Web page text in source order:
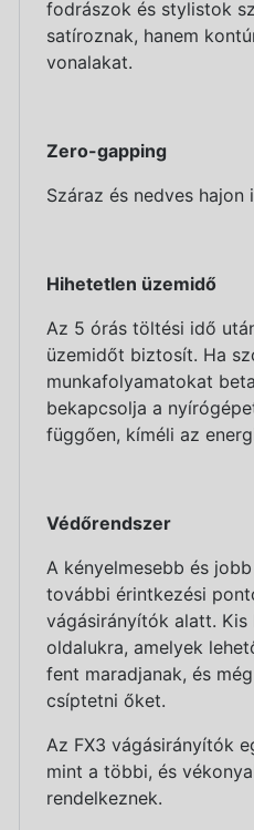
fodrászok és stylistok
satíroznak, hanem
vonalakat.
Zero-gapping
Száraz és nedves hajon
Hihetetlen üzemidő
Az 5 órás töltési idő
üzemidőt biztosít. Ha
munkafolyamatokat
bekapcsolja a
függően, kíméli az
Védőrendszer
A kényelmesebb és
további érintkezési
vágásirányítók alatt.
oldalukra, amelyek
fent maradjanak, és
csíptetni őket.
Az FX3 vágásirányítók
mint a többi, és
rendelkeznek.